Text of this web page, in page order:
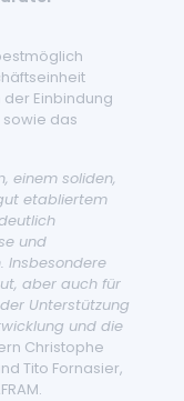
der Einbindung
das
einem soliden,
etabliertem
und
Insbesondere
aber auch für
Unterstützung
und die
Christophe
Tito Fornasier,